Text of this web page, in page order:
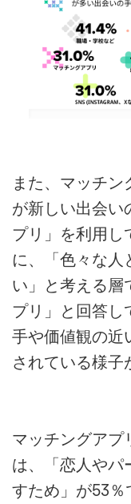
また、マッチ
が新しい出会い
プリ」を利用し
に、「色々な人
い」と考える層
プリ」と回答し
手や価値観の近
されている様子
マッチングアプ
は、「恋人やパ
すため」が53